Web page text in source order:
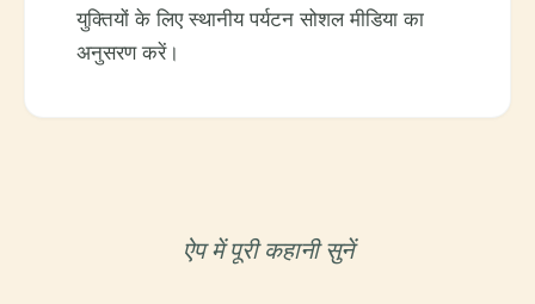
युक्तियों के लिए स्थानीय पर्यटन सोशल मीडिया का
अनुसरण करें।
ऐप में पूरी कहानी सुनें